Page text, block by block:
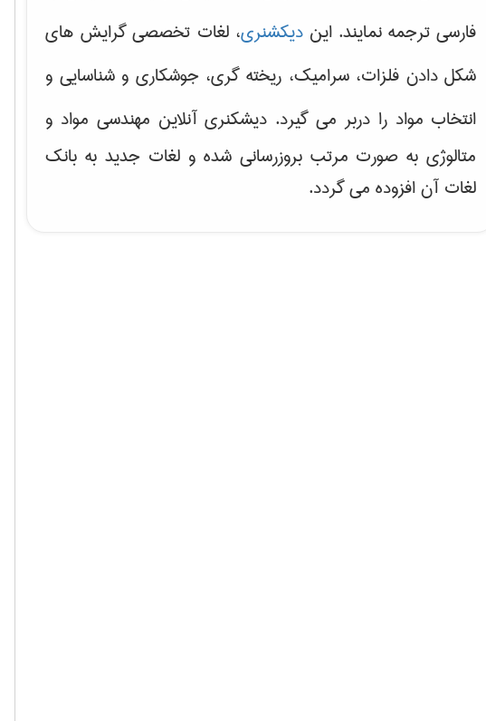
فارسی ترجمه نمایند. ایندیکشنری، لغات تخصصی گرایش های
شکل دادن فلزات، سرامیک، ریخته گری، جوشکاری و شناسایی و
انتخاب مواد را دربر می گیرد. دیشکنری آنلاین مهندسی مواد و
متالوژی به صورت مرتب بروزرسانی شده و لغات جدید به بانک
لغات آن افزوده می گردد.